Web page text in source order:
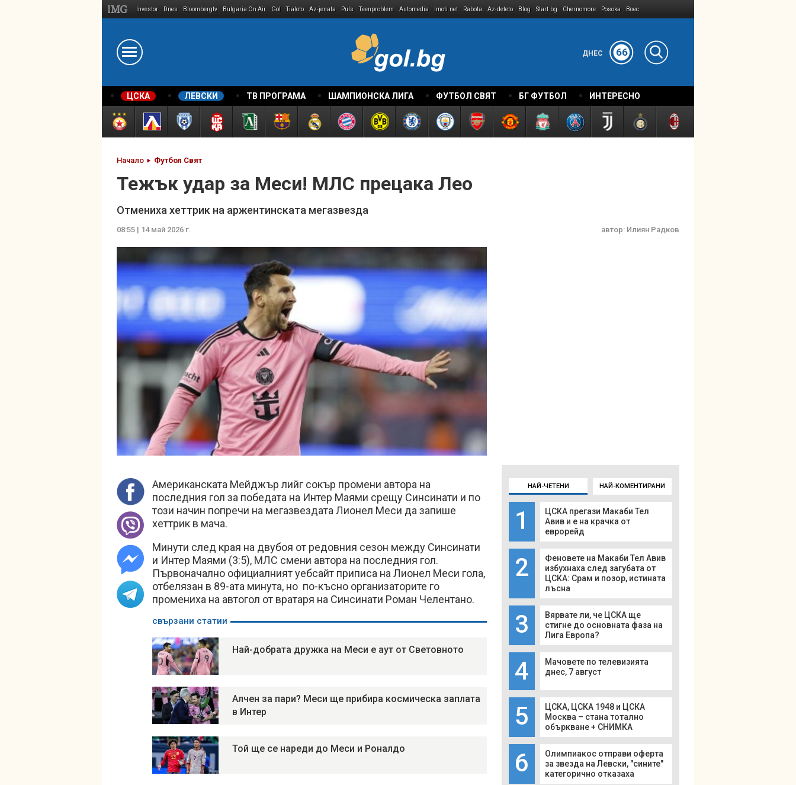
Investor Dnes Bloombergtv Bulgaria On Air Gol Tialoto Az-jenata Puls Teenproblem Automedia Imoti.net Rabota Az-deteto Blog Start.bg Chernomore Posoka Boec
ДНЕС 66
ЦСКА ЛЕВСКИ ТВ ПРОГРАМА ШАМПИОНСКА ЛИГА ФУТБОЛ СВЯТ БГ ФУТБОЛ ИНТЕРЕСНО
Начало Футбол Свят
Тежък удар за Меси! МЛС прецака Лео
Отмениха хеттрик на аржентинската мегазвезда
08:55 | 14 май 2026 г. автор: Илиян Радков
Американската Мейджър лийг сокър промени автора на
последния гол за победата на Интер Маями срещу Синсинати и по
този начин попречи на мегазвездата Лионел Меси да запише
хеттрик в мача.
Минути след края на двубоя от редовния сезон между Синсинати
и Интер Маями (3:5), МЛС смени автора на последния гол.
Първоначално официалният уебсайт приписа на Лионел Меси гола,
отбелязан в 89-ата минута, но по-късно организаторите го
промениха на автогол от вратаря на Синсинати Роман Челентано.
свързани статии
Най-добрата дружка на Меси е аут от Световното
Алчен за пари? Меси ще прибира космическа заплата
в Интер
Той ще се нареди до Меси и Роналдо
НАЙ-ЧЕТЕНИ НАЙ-КОМЕНТИРАНИ
1
ЦСКА прегази Макаби Тел
Авив и е на крачка от
еврорейд
2
Феновете на Макаби Тел Авив
избухнаха след загубата от
ЦСКА: Срам и позор, истината
лъсна
3
Вярвате ли, че ЦСКА ще
стигне до основната фаза на
Лига Европа?
4
Мачовете по телевизията
днес, 7 август
5
ЦСКА, ЦСКА 1948 и ЦСКА
Москва – стана тотално
объркване + СНИМКА
6
Олимпиакос отправи оферта
за звезда на Левски, "сините"
категорично отказаха